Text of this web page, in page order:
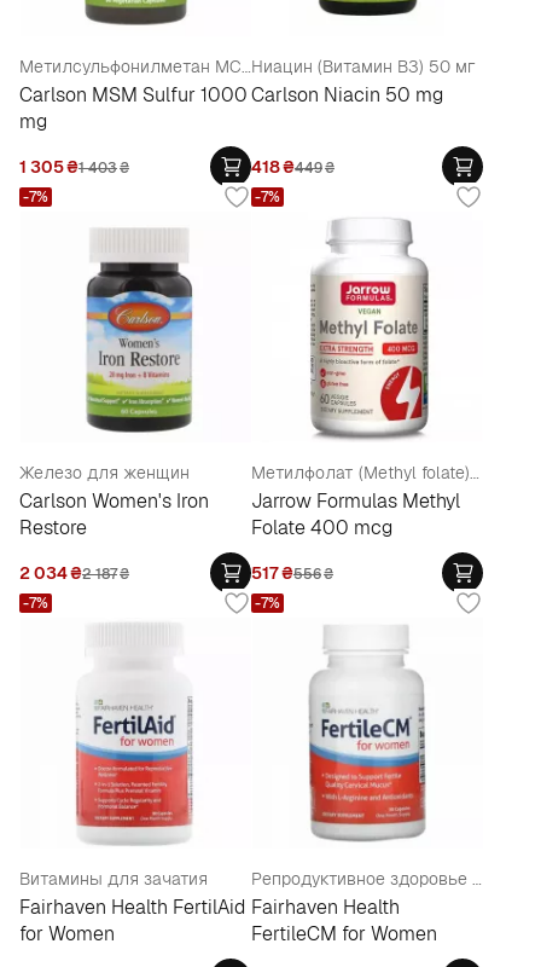
Метилсульфонилметан МСМ (препарат для суставов и связок)
Carlson MSM Sulfur 1000
mg
1 305₴1 403₴
Ниацин (Витамин B3) 50 мг
Carlson Niacin 50 mg
418₴449₴
Железо для женщин
Carlson Women's Iron
Restore
2 034₴2 187₴
-7%
Метилфолат (Methyl folate) для сердечно-сосудистой и нервной систем, для беременных
Jarrow Formulas Methyl
Folate 400 mcg
517₴556₴
-7%
Витамины для зачатия
Fairhaven Health FertilAid
for Women
-7%
Репродуктивное здоровье женщин
Fairhaven Health
FertileCM for Women
-7%